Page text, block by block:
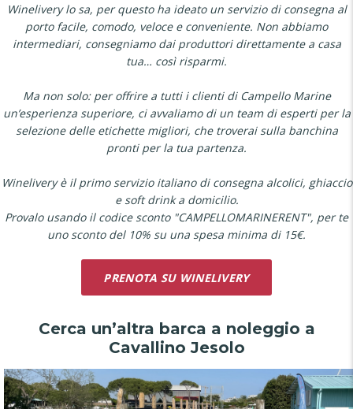
Winelivery lo sa, per questo ha ideato un servizio di consegna al
porto facile, comodo, veloce e conveniente. Non abbiamo
intermediari, consegniamo dai produttori direttamente a casa
tua… così risparmi.
Ma non solo: per offrire a tutti i clienti di Campello Marine
un’esperienza superiore, ci avvaliamo di un team di esperti per la
selezione delle etichette migliori, che troverai sulla banchina
pronti per la tua partenza.
Winelivery è il primo servizio italiano di consegna alcolici, ghiaccio
e soft drink a domicilio.
Provalo usando il codice sconto "CAMPELLOMARINERENT", per te
uno sconto del 10% su una spesa minima di 15€.
PRENOTA SU WINELIVERY
Cerca un’altra barca a noleggio a
Cavallino Jesolo